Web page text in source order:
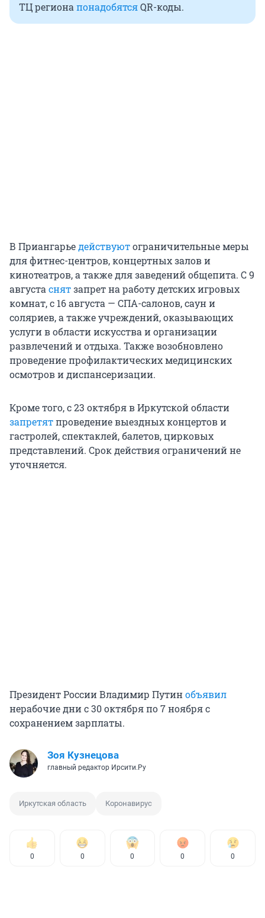
ТЦ региона понадобятсяQR-коды.
В Приангарьедействуютограничительные меры
для фитнес-центров, концертных залов и
кинотеатров, а также для заведений общепита. С 9
августа снятзапрет на работу детских игровых
комнат, с 16 августа — СПА-салонов, саун и
соляриев, а также учреждений, оказывающих
услуги в области искусства и организации
развлечений и отдыха. Также возобновлено
проведение профилактических медицинских
осмотров и диспансеризации.
Кроме того, с 23 октября в Иркутской области
запретятпроведение выездных концертов и
гастролей, спектаклей, балетов, цирковых
представлений. Срок действия ограничений не
уточняется.
Президент России Владимир Путинобъявил
нерабочие дни с 30 октября по 7 ноября с
сохранением зарплаты.
Зоя Кузнецова
главный редактор Ирсити.Ру
Иркутская область Коронавирус
0 0 0 0 0